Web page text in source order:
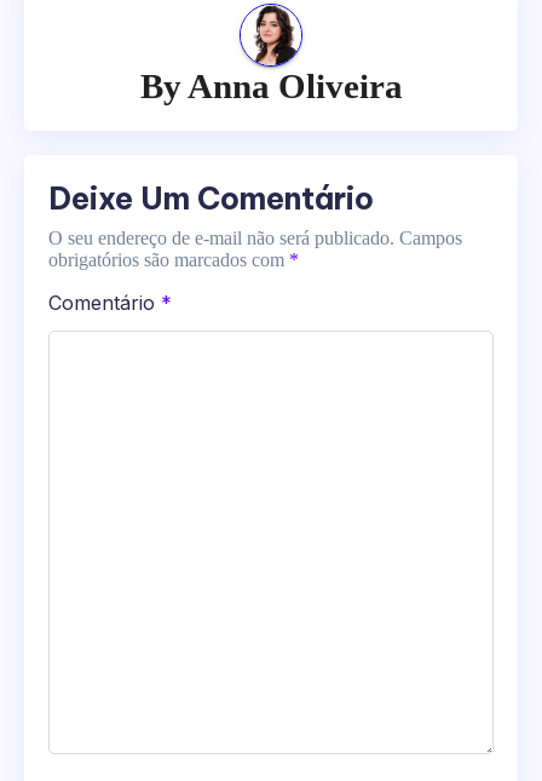
ByAnna Oliveira
Deixe Um Comentário
O seu endereço de e-mail não será publicado. Campos
obrigatórios são marcados com *
Comentário *